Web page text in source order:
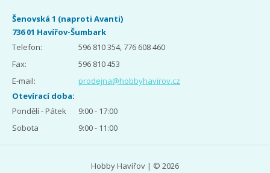
Šenovská 1 (naproti Avanti)
736 01 Havířov-Šumbark
Telefon:
596 810 354, 776 608 460
Fax:
596 810 453
E-mail:
prodejna@hobbyhavirov.cz
Otevírací doba:
Pondělí - Pátek
9:00 - 17:00
Sobota
9:00 - 11:00
Hobby Havířov | © 2026